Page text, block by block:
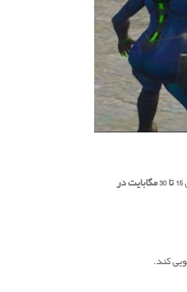
15 تا 30 مگابایت در